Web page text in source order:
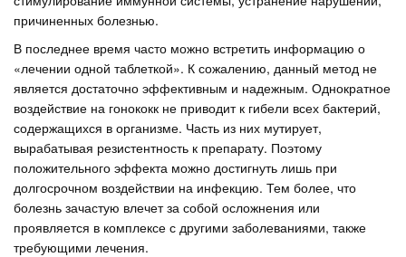
причиненных болезнью.
В последнее время часто можно встретить информацию о
«лечении одной таблеткой». К сожалению, данный метод не
является достаточно эффективным и надежным. Однократное
воздействие на гонококк не приводит к гибели всех бактерий,
содержащихся в организме. Часть из них мутирует,
вырабатывая резистентность к препарату. Поэтому
положительного эффекта можно достигнуть лишь при
долгосрочном воздействии на инфекцию. Тем более, что
болезнь зачастую влечет за собой осложнения или
проявляется в комплексе с другими заболеваниями, также
требующими лечения.